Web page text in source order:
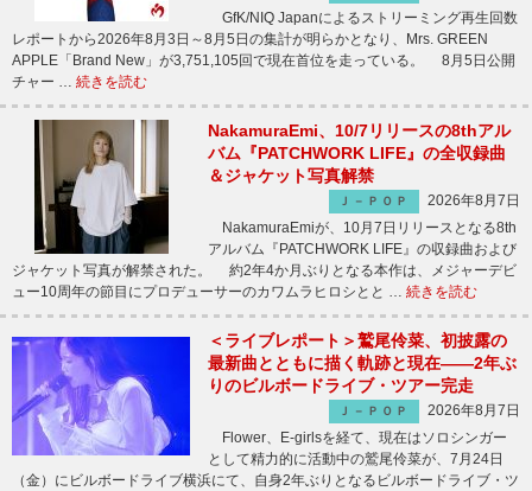
GfK/NIQ Japanによるストリーミング再生回数
レポートから2026年8月3日～8月5日の集計が明らかとなり、Mrs. GREEN
APPLE「Brand New」が3,751,105回で現在首位を走っている。 8月5日公開
チャー … 続きを読む
NakamuraEmi、10/7リリースの8thアル
バム『PATCHWORK LIFE』の全収録曲
＆ジャケット写真解禁
Ｊ－ＰＯＰ
2026年8月7日
NakamuraEmiが、10月7日リリースとなる8th
アルバム『PATCHWORK LIFE』の収録曲および
ジャケット写真が解禁された。 約2年4か月ぶりとなる本作は、メジャーデビ
ュー10周年の節目にプロデューサーのカワムラヒロシとと … 続きを読む
＜ライブレポート＞鷲尾伶菜、初披露の
最新曲とともに描く軌跡と現在――2年ぶ
りのビルボードライブ・ツアー完走
Ｊ－ＰＯＰ
2026年8月7日
Flower、E-girlsを経て、現在はソロシンガー
として精力的に活動中の鷲尾伶菜が、7月24日
（金）にビルボードライブ横浜にて、自身2年ぶりとなるビルボードライブ・ツ